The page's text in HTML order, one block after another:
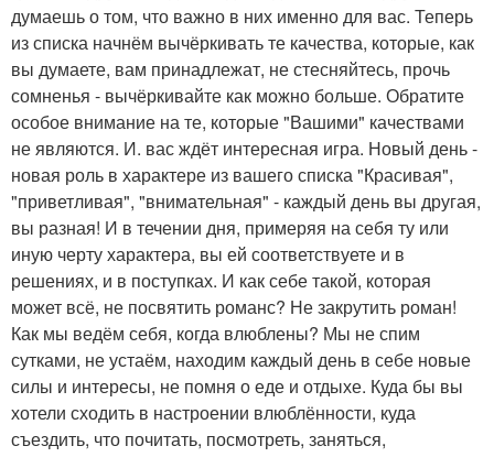
думаешь о том, что важно в них именно для вас. Теперь
из списка начнём вычёркивать те качества, которые, как
вы думаете, вам принадлежат, не стесняйтесь, прочь
сомненья - вычёркивайте как можно больше. Обратите
особое внимание на те, которые "Вашими" качествами
не являются. И. вас ждёт интересная игра. Новый день -
новая роль в характере из вашего списка "Красивая",
"приветливая", "внимательная" - каждый день вы другая,
вы разная! И в течении дня, примеряя на себя ту или
иную черту характера, вы ей соответствуете и в
решениях, и в поступках. И как себе такой, которая
может всё, не посвятить романс? Не закрутить роман!
Как мы ведём себя, когда влюблены? Мы не спим
сутками, не устаём, находим каждый день в себе новые
силы и интересы, не помня о еде и отдыхе. Куда бы вы
хотели сходить в настроении влюблённости, куда
съездить, что почитать, посмотреть, заняться,